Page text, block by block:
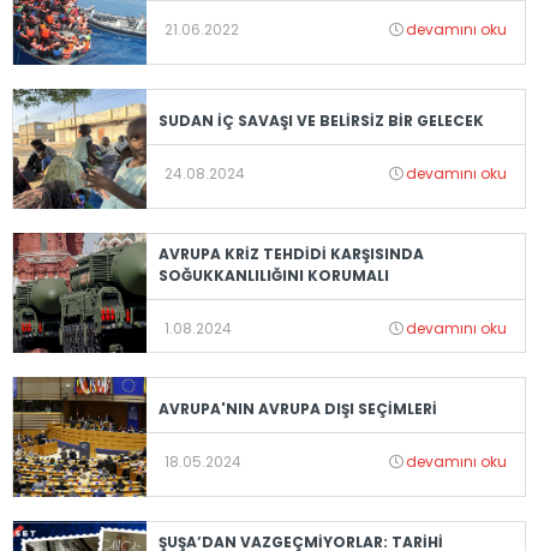
21.06.2022 devamını oku
SUDAN İÇ SAVAŞI VE BELİRSİZ BİR GELECEK
24.08.2024 devamını oku
AVRUPA KRİZ TEHDİDİ KARŞISINDA
SOĞUKKANLILIĞINI KORUMALI
1.08.2024 devamını oku
AVRUPA'NIN AVRUPA DIŞI SEÇİMLERİ
18.05.2024 devamını oku
ŞUŞA’DAN VAZGEÇMİYORLAR: TARİHİ